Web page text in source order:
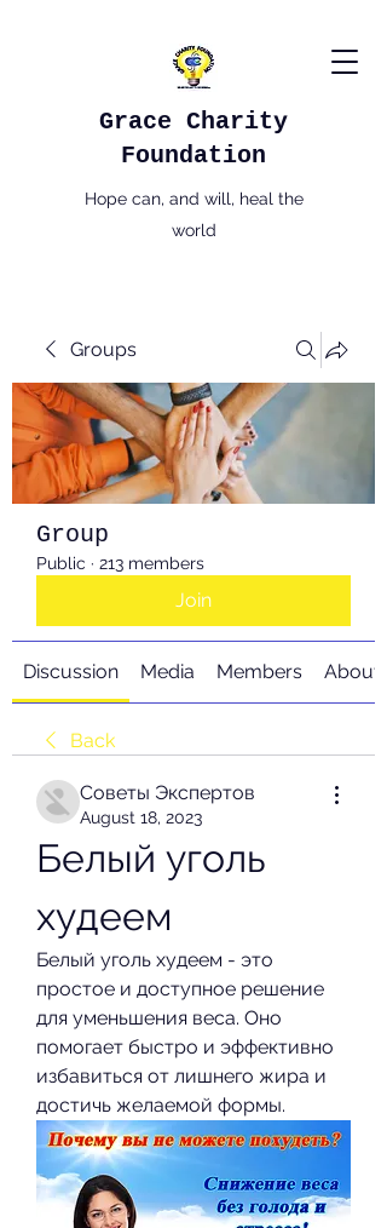
Grace Charity
Foundation
Hope can, and will, heal the
world
Groups
Group
Public · 213 members
Join
Discussion Media Members About
Back
Советы Экспертов
August 18, 2023
Белый уголь
худеем
Белый уголь худеем - это
простое и доступное решение
для уменьшения веса. Оно
помогает быстро и эффективно
избавиться от лишнего жира и
достичь желаемой формы.